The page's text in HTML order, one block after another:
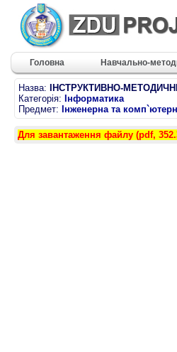
Головна Навчально-
Назва:
ІНСТРУКТИВНО-
Категорія: Інформатика
Предмет: Інженерна та
Для завантаження файлу (pdf,